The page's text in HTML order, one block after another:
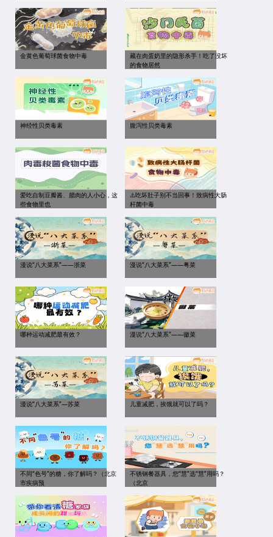
金黄色葡萄球菌食物中毒
藏在肉蛋奶里的隐形杀手！吃了没坏
的食物居然
神经性贝类毒素 腹泻性贝类毒素
爱吃自制豆瓣酱、腊肉的人小心，这
些食物里也
⚠️吃坏肚子别不当回事！致病性大肠
杆菌中毒
漫说“八大菜系”——浙菜 漫说“八大菜系”——粤菜
哪种运动减肥最有效？ 漫说“八大菜系”——徽菜
漫说“八大菜系”—苏菜 儿童减肥，挨饿就可以了吗？
不同“色号”的糖，你了解吗？（北京
市疾病预
不锈钢餐器具，您“慧”选“慧”用吗？
（北京